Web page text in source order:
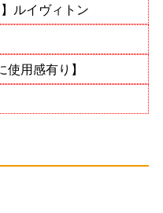
ルイヴィトン
用感有り】